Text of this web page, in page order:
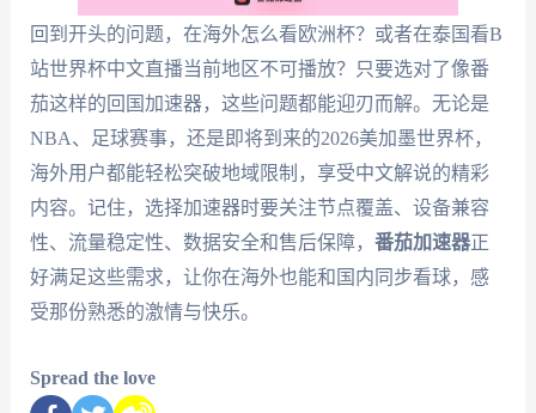
回到开头的问题，在海外怎么看欧洲杯？或者在泰国看B
站世界杯中文直播当前地区不可播放？只要选对了像番
茄这样的回国加速器，这些问题都能迎刃而解。无论是
NBA、足球赛事，还是即将到来的2026美加墨世界杯，
海外用户都能轻松突破地域限制，享受中文解说的精彩
内容。记住，选择加速器时要关注节点覆盖、设备兼容
性、流量稳定性、数据安全和售后保障， 番茄加速器正
好满足这些需求，让你在海外也能和国内同步看球，感
受那份熟悉的激情与快乐。
Spread the love